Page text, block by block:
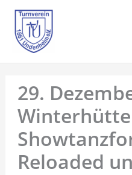
Zum
Inhalt
springen
29.
Reloaded